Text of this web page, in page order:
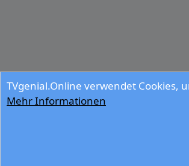
TVgenial.Online verwendet Cookies,
Mehr Informationen